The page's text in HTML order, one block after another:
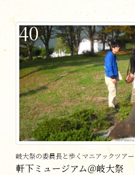
40
岐大祭の委員長と歩くマニアックツアー
軒下ミュージアム＠岐大祭